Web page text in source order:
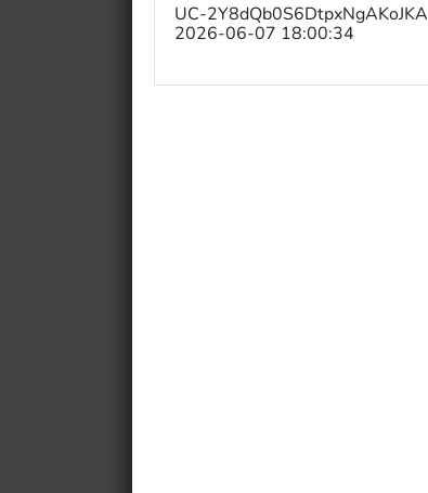
UC-2Y8dQb0S6DtpxNgAKoJKA
2026-06-07 18:00:34